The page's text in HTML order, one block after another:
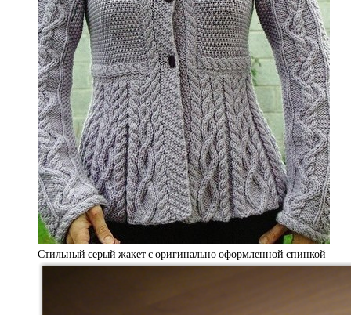
Стильный серый жакет с оригинально оформленной спинкой